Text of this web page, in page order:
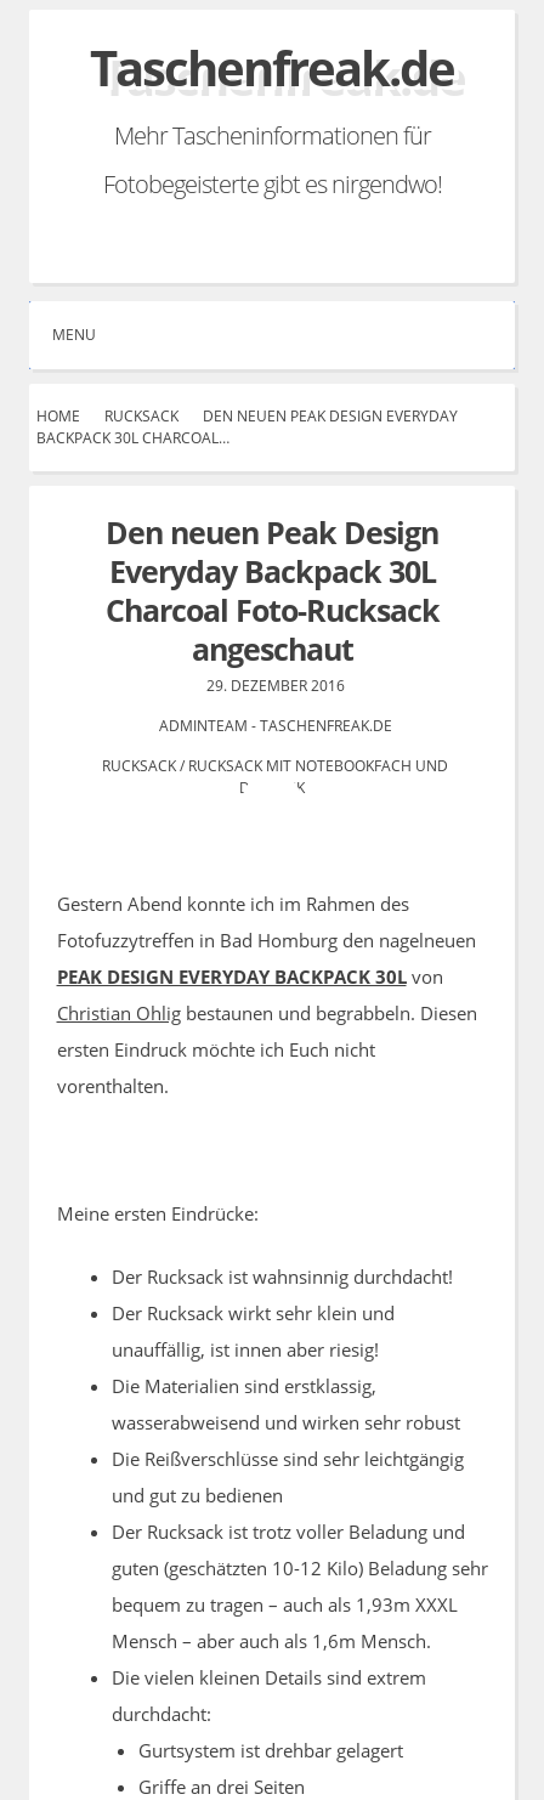
Taschenfreak.de
Mehr Tascheninformationen für
Fotobegeisterte gibt es nirgendwo!
MENU
HOME RUCKSACK
DEN NEUEN PEAK DESIGN EVERYDAY
BACKPACK 30L CHARCOAL…
Den neuen Peak Design
Everyday Backpack 30L
Charcoal Foto-Rucksack
angeschaut
29. DEZEMBER 2016
ADMINTEAM - TASCHENFREAK.DE
RUCKSACK/ RUCKSACK MIT NOTEBOOKFACH UND
DAYPACK
Gestern Abend konnte ich im Rahmen des
Fotofuzzytreffen in Bad Homburg den nagelneuen
PEAK DESIGN EVERYDAY BACKPACK 30Lvon
Christian Ohligbestaunen und begrabbeln. Diesen
ersten Eindruck möchte ich Euch nicht
vorenthalten.
Meine ersten Eindrücke:
Der Rucksack ist wahnsinnig durchdacht!
Der Rucksack wirkt sehr klein und
unauffällig, ist innen aber riesig!
Die Materialien sind erstklassig,
wasserabweisend und wirken sehr robust
Die Reißverschlüsse sind sehr leichtgängig
und gut zu bedienen
Der Rucksack ist trotz voller Beladung und
guten (geschätzten 10-12 Kilo) Beladung sehr
bequem zu tragen – auch als 1,93m XXXL
Mensch – aber auch als 1,6m Mensch.
Die vielen kleinen Details sind extrem
durchdacht:
Gurtsystem ist drehbar gelagert
Griffe an drei Seiten